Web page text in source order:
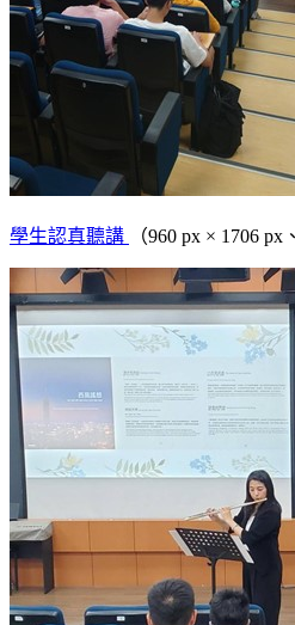
學生認真聽講 （960 px × 1706 px